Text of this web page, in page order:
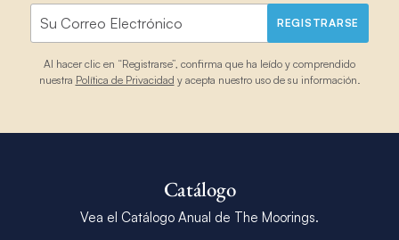
REGISTRARSE
Al hacer clic en “Registrarse”, confirma que ha leído y comprendido
nuestra Política de Privacidad y acepta nuestro uso de su información.
Catálogo
Vea el Catálogo Anual de The Moorings.